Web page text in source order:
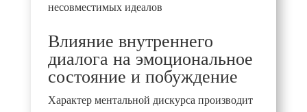
несовместимых идеалов
Влияние внутреннего
диалога на эмоциональное
состояние и побуждение
Характер ментальной дискурса производит